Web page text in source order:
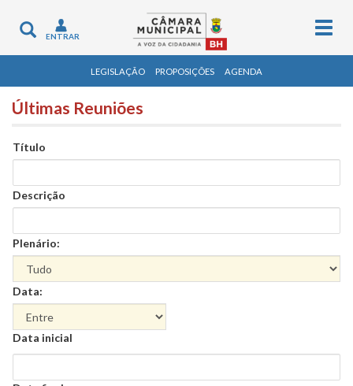
Toggle
navigation
ENTRAR
LEGISLAÇÃO PROPOSIÇÕES AGENDA
Últimas Reuniões
Título
Descrição
Plenário:
Data:
Data
Data inicial